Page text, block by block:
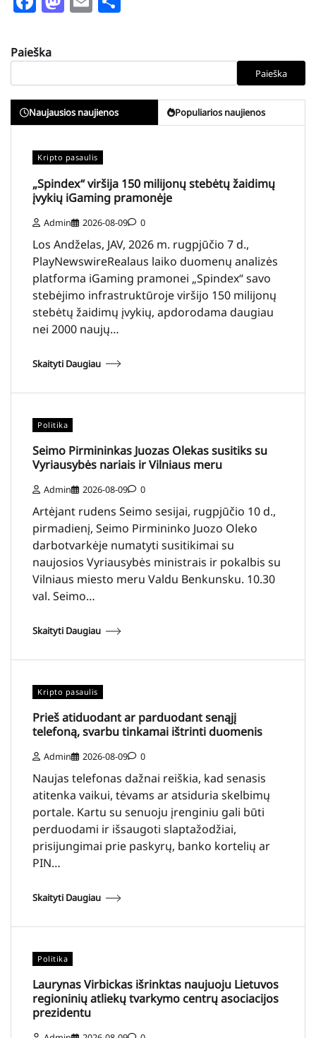
Paieška
Paieška
Naujausios naujienos Populiarios naujienos
Kripto pasaulis
„Spindex“ viršija 150 milijonų stebėtų žaidimų
įvykių iGaming pramonėje
Admin 2026-08-09 0
Los Andželas, JAV, 2026 m. rugpjūčio 7 d.,
PlayNewswireRealaus laiko duomenų analizės
platforma iGaming pramonei „Spindex“ savo
stebėjimo infrastruktūroje viršijo 150 milijonų
stebėtų žaidimų įvykių, apdorodama daugiau
nei 2000 naujų…
Skaityti Daugiau
Politika
Seimo Pirmininkas Juozas Olekas susitiks su
Vyriausybės nariais ir Vilniaus meru
Admin 2026-08-09 0
Artėjant rudens Seimo sesijai, rugpjūčio 10 d.,
pirmadienį, Seimo Pirmininko Juozo Oleko
darbotvarkėje numatyti susitikimai su
naujosios Vyriausybės ministrais ir pokalbis su
Vilniaus miesto meru Valdu Benkunsku. 10.30
val. Seimo…
Skaityti Daugiau
Kripto pasaulis
Prieš atiduodant ar parduodant senąjį
telefoną, svarbu tinkamai ištrinti duomenis
Admin 2026-08-09 0
Naujas telefonas dažnai reiškia, kad senasis
atitenka vaikui, tėvams ar atsiduria skelbimų
portale. Kartu su senuoju įrenginiu gali būti
perduodami ir išsaugoti slaptažodžiai,
prisijungimai prie paskyrų, banko kortelių ar
PIN…
Skaityti Daugiau
Politika
Laurynas Virbickas išrinktas naujuoju Lietuvos
regioninių atliekų tvarkymo centrų asociacijos
prezidentu